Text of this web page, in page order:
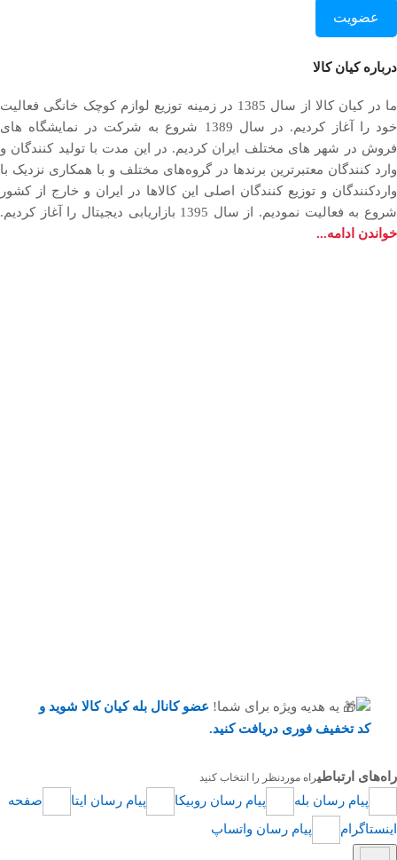
عضویت
درباره کیان کالا
ما در کیان کالا از سال 1385 در زمینه توزیع لوازم کوچک خانگی فعالیت
خود را آغاز کردیم. در سال 1389 شروع به شرکت در نمایشگاه های
فروش در شهر های مختلف ایران کردیم. در اين مدت با توليد كنندگان و
وارد كنندگان معتبرترین برندها در گروه‌‏های مختلف و با همکاری نزدیک با
وارد‏کنندگان و توزیع‏ کنندگان اصلی این کالاها در ایران و خارج از کشور
شروع به فعاليت نمودیم. از سال 1395 بازاریابی دیجیتال را آغاز کردیم.
خواندن ادامه...
یه هدیه ویژه برای شما! عضو کانال بله کیان کالا شوید و
کد تخفیف فوری دریافت کنید.
راه‌های ارتباطیراه موردنظر را انتخاب کنید
پیام رسان بله پیام رسان روبیکا پیام رسان ایتا
صفحه
اینستاگرام
پیام رسان واتساپ